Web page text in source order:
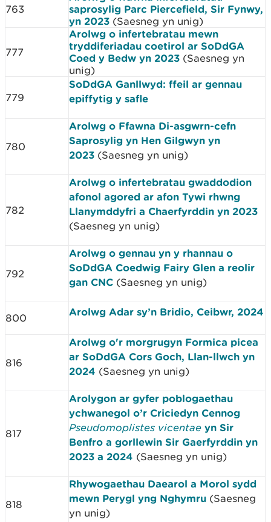
763
saprosylig Parc Piercefield, Sir Fynwy,
yn 2023 (Saesneg yn unig)
777
Arolwg o infertebratau mewn
tryddiferiadau coetirol ar SoDdGA
Coed y Bedw yn 2023 (Saesneg yn
unig)
779
SoDdGA Ganllwyd: ffeil ar gennau
epiffytig y safle
780
Arolwg o Ffawna Di-asgwrn-cefn
Saprosylig yn Hen Gilgwyn yn
2023 (Saesneg yn unig)
782
Arolwg o infertebratau gwaddodion
afonol agored ar afon Tywi rhwng
Llanymddyfri a Chaerfyrddin yn 2023
(Saesneg yn unig)
792
Arolwg o gennau yn y rhannau o
SoDdGA Coedwig Fairy Glen a reolir
gan CNC (Saesneg yn unig)
800
Arolwg Adar sy’n Bridio, Ceibwr, 2024
816
Arolwg o'r morgrugyn Formica picea
ar SoDdGA Cors Goch, Llan-llwch yn
2024 (Saesneg yn unig)
817
Arolygon ar gyfer poblogaethau
ychwanegol o’r Criciedyn Cennog
Pseudomoplistes vicentae yn Sir
Benfro a gorllewin Sir Gaerfyrddin yn
2023 a 2024 (Saesneg yn unig)
818
Rhywogaethau Daearol a Morol sydd
mewn Perygl yng Nghymru (Saesneg
yn unig)